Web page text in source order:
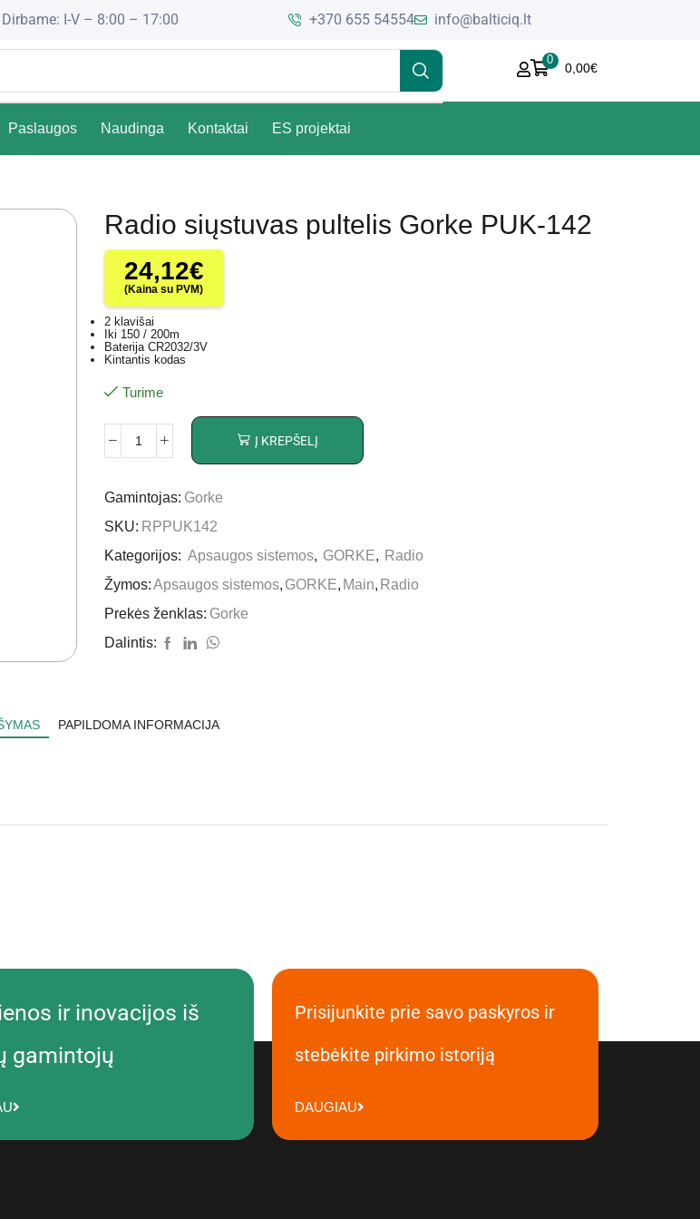
Dirbame: I-V – 8:00 – 17:00 +370 655 54554 info@balticiq.lt
0
0,00€
Paslaugos Naudinga Kontaktai ES projektai
Radio siųstuvas pultelis Gorke PUK-142
24,12€
(Kaina su PVM)
2 klavišai
Iki 150 / 200m
Baterija CR2032/3V
Kintantis kodas
Turime
Į KREPŠELĮ
Gamintojas: Gorke
SKU: RPPUK142
Kategorijos: Apsaugos sistemos, GORKE, Radio
Žymos:Apsaugos sistemos, GORKE, Main, Radio
Prekės ženklas: Gorke
Dalintis:
PAPILDOMA INFORMACIJA
ir inovacijos iš
gamintojų
Prisijunkite prie savo paskyros ir
stebėkite pirkimo istoriją
DAUGIAU